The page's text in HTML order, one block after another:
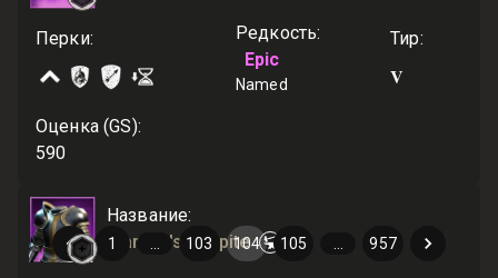
Перки: Редкость:
Epic
Named
Тир:
V
Оценка (GS):
590
Название:
Warrior's Respite
1 103 104 105 957